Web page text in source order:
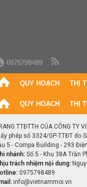
0975798489
QUY HOẠCH THỊ
QUY HOẠCH THỊ
TTĐTTH CỦA CÔNG TY
phép số 3324/GP-TTĐT do
5 - Compa Building - 293
nhánh: Số 5 - Khu 38A Trần
trách nhiệm nội dung:
0975798489
info@vietnammoi.vn